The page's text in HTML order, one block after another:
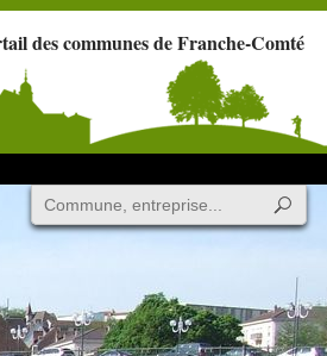
des communes de Franche-Comté